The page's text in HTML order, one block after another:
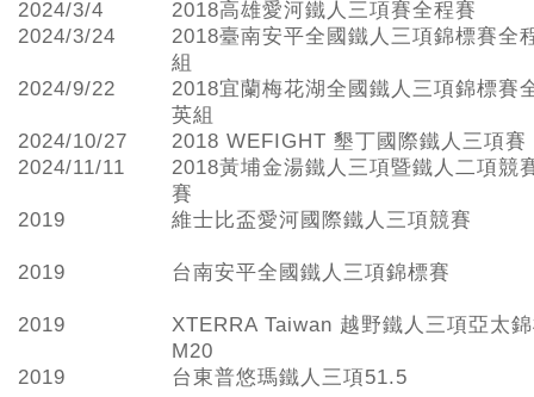
2024/3/4
2018高雄愛河鐵人三項賽全程賽
2024/3/24
2018臺南安平全國鐵人三項錦標賽全
組
2024/9/22
2018宜蘭梅花湖全國鐵人三項錦標賽
英組
2024/10/27
2018 WEFIGHT 墾丁國際鐵人三項賽
2024/11/11
2018黃埔金湯鐵人三項暨鐵人二項競
賽
2019
維士比盃愛河國際鐵人三項競賽
2019 台南安平全國鐵人三項錦標賽
2019
XTERRA Taiwan 越野鐵人三項亞太
M20
2019
台東普悠瑪鐵人三項51.5